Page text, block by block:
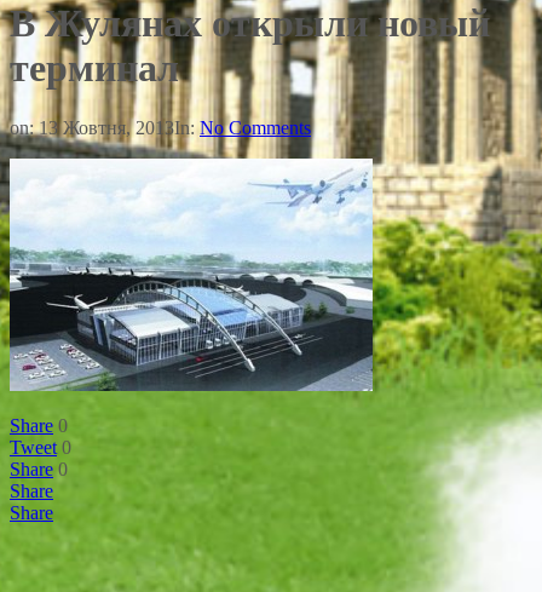
В Жулянах открыли новый
терминал
on:13 Жовтня, 2013In:No Comments
Share 0
Tweet 0
Share 0
Share
Share